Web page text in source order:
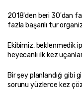
2018'den beri 30'dan
fazla başarılı tur
Ekibimiz, beklenmedik
heyecanlı ilk kez
Bir şey planlandığı
sorunu yüzlerce kez